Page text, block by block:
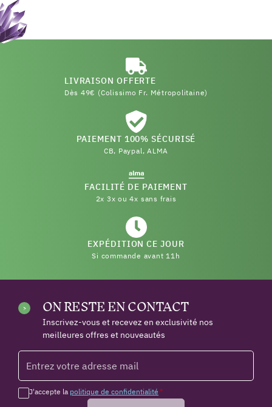
LIVRAISON OFFERTE
Dès 49€ (Colissimo Fr. Métropolitaine)
PAIEMENT 100% SÉCURISÉ
CB, Paypal, ALMA
FACILITÉ DE PAIEMENT
2x 3x ou 4x sans frais
EXPÉDITION CE JOUR
Si commande avant 11h
ON RESTE EN CONTACT
Inscrivez-vous et recevez en exclusivité nos
meilleures offres et nouveautés
J'accepte la politique de confidentialité *